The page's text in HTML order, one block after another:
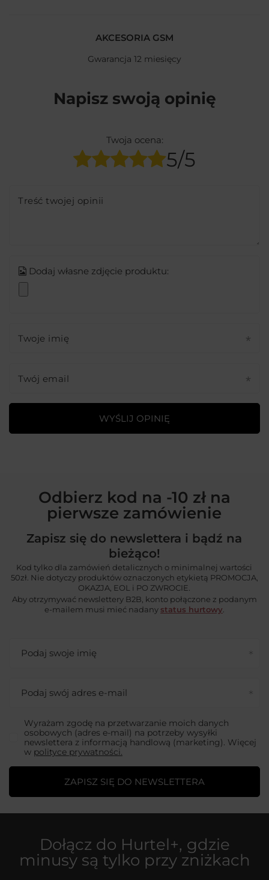
AKCESORIA GSM
Gwarancja 12 miesięcy
Napisz swoją opinię
Twoja ocena:
5/5
Treść twojej opinii
Dodaj własne zdjęcie produktu:
Twoje imię
Twój email
WYŚLIJ OPINIĘ
Odbierz kod na -10 zł na
pierwsze zamówienie
Zapisz się do newslettera i bądź na
bieżąco!
Kod tylko dla zamówień detalicznych o minimalnej wartości
50zł. Nie dotyczy produktów oznaczonych etykietą PROMOCJA,
OKAZJA, EOL i PO ZWROCIE.
Aby otrzymywać newslettery B2B, konto połączone z podanym
e-mailem musi mieć nadany status hurtowy.
Podaj swoje imię
Podaj swój adres e-mail
Wyrażam zgodę na przetwarzanie moich danych
osobowych (adres e-mail) na potrzeby wysyłki
newslettera z informacją handlową (marketing). Więcej
w polityce prywatności.
ZAPISZ SIĘ DO NEWSLETTERA
Dołącz do Hurtel+, gdzie
minusy są tylko przy zniżkach